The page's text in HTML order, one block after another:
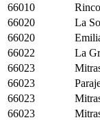
66010
66020
La
66020
66022
La
66023
66023
66023
66023